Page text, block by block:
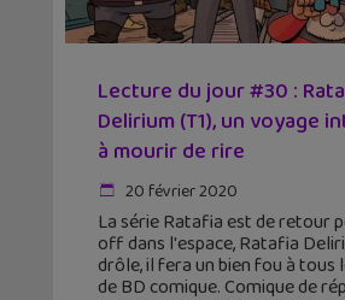
Lecture du jour #30 :
Delirium (T1), un voyage
à mourir de rire
20 février 2020
La série Ratafia est de retour
off dans l'espace, Ratafia
drôle, il fera un bien fou à tous
de BD comique. Comique de